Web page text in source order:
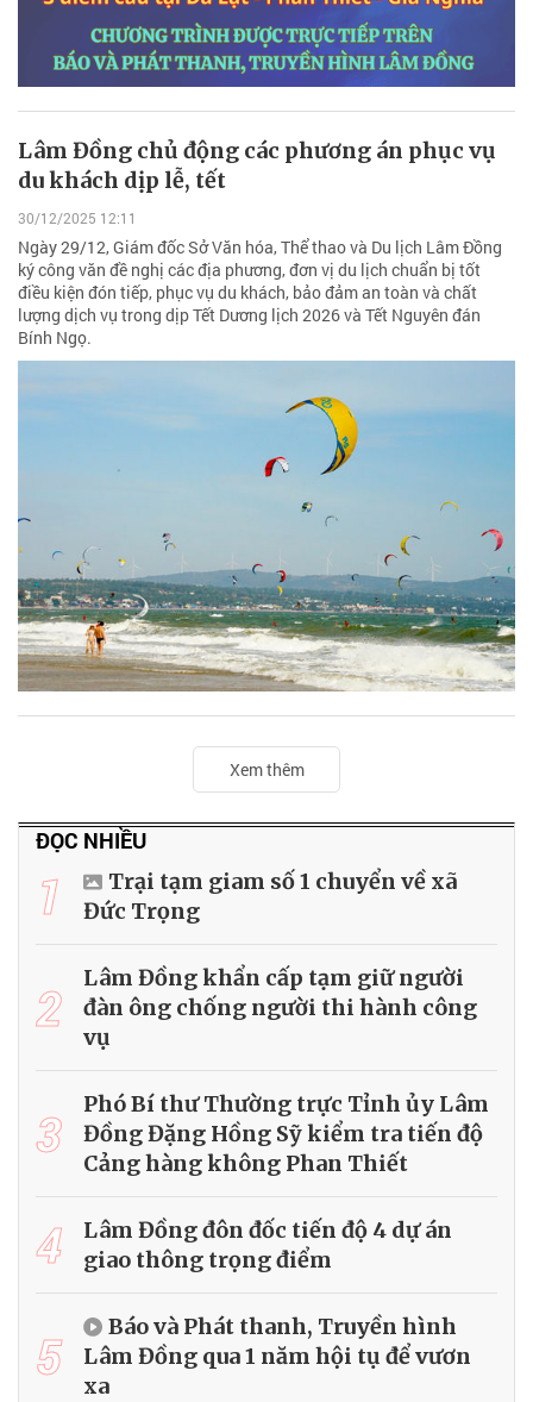
Lâm Đồng chủ động các phương án phục vụ
du khách dịp lễ, tết
30/12/2025 12:11
Ngày 29/12, Giám đốc Sở Văn hóa, Thể thao và Du lịch Lâm Đồng
ký công văn đề nghị các địa phương, đơn vị du lịch chuẩn bị tốt
điều kiện đón tiếp, phục vụ du khách, bảo đảm an toàn và chất
lượng dịch vụ trong dịp Tết Dương lịch 2026 và Tết Nguyên đán
Bính Ngọ.
Xem thêm
ĐỌC NHIỀU
1
Trại tạm giam số 1 chuyển về xã
Đức Trọng
2
Lâm Đồng khẩn cấp tạm giữ người
đàn ông chống người thi hành công
vụ
3
Phó Bí thư Thường trực Tỉnh ủy Lâm
Đồng Đặng Hồng Sỹ kiểm tra tiến độ
Cảng hàng không Phan Thiết
4
Lâm Đồng đôn đốc tiến độ 4 dự án
giao thông trọng điểm
5
Báo và Phát thanh, Truyền hình
Lâm Đồng qua 1 năm hội tụ để vươn
xa